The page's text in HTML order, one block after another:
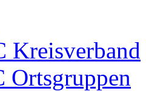
Kreisverband
Ortsgruppen